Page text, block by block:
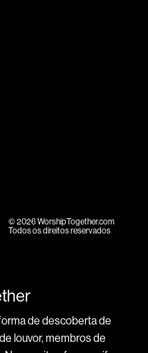
© 2026 WorshipTogether.com
Todos os direitos reservados
de descoberta de
louvor, membros de